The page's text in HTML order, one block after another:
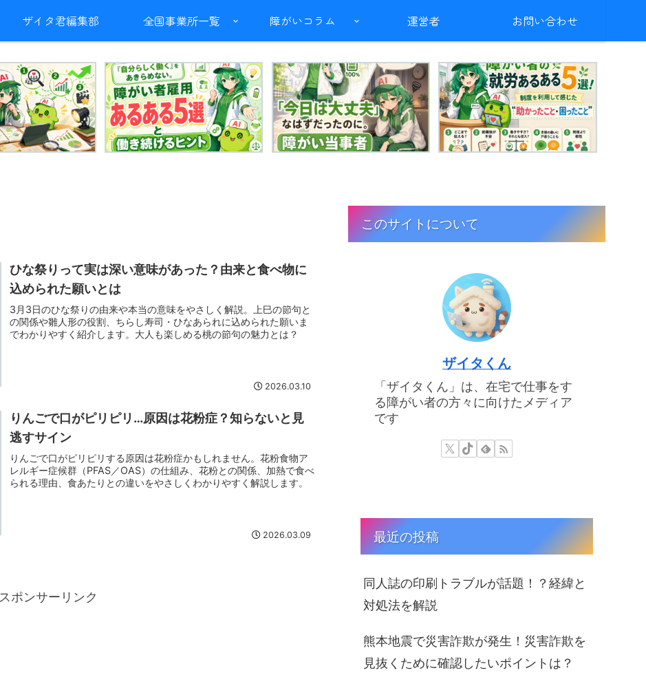
ザイタ君編集部 全国事業所一覧 障がいコラム 運営者 お問い合わせ
ひな祭りって実は深い意味があった？由来と食べ物に
込められた願いとは
3月3日のひな祭りの由来や本当の意味をやさしく解説。上巳の節句と
の関係や雛人形の役割、ちらし寿司・ひなあられに込められた願いま
でわかりやすく紹介します。大人も楽しめる桃の節句の魅力とは？
2026.03.10
りんごで口がピリピリ…原因は花粉症？知らないと見
逃すサイン
りんごで口がピリピリする原因は花粉症かもしれません。花粉食物ア
レルギー症候群（PFAS／OAS）の仕組み、花粉との関係、加熱で食べ
られる理由、食あたりとの違いをやさしくわかりやすく解説します。
2026.03.09
スポンサーリンク
このサイトについて
ザイタくん
「ザイタくん」は、在宅で仕事をす
る障がい者の方々に向けたメディア
です
最近の投稿
同人誌の印刷トラブルが話題！？経緯と
対処法を解説
熊本地震で災害詐欺が発生！災害詐欺を
見抜くために確認したいポイントは？